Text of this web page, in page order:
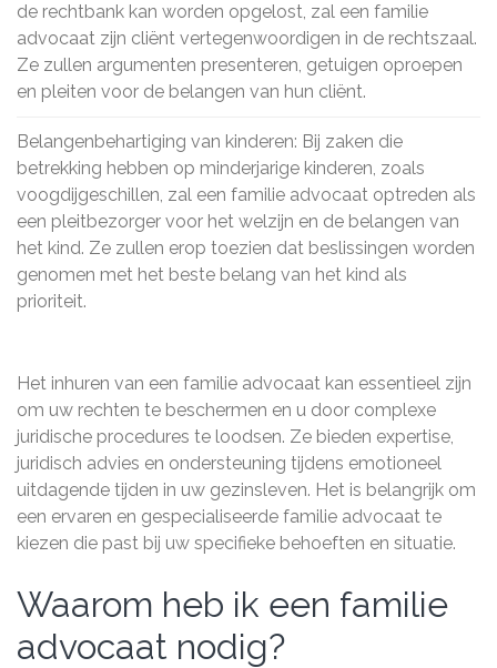
de rechtbank kan worden opgelost, zal een familie
advocaat zijn cliënt vertegenwoordigen in de rechtszaal.
Ze zullen argumenten presenteren, getuigen oproepen
en pleiten voor de belangen van hun cliënt.
Belangenbehartiging van kinderen: Bij zaken die
betrekking hebben op minderjarige kinderen, zoals
voogdijgeschillen, zal een familie advocaat optreden als
een pleitbezorger voor het welzijn en de belangen van
het kind. Ze zullen erop toezien dat beslissingen worden
genomen met het beste belang van het kind als
prioriteit.
Het inhuren van een familie advocaat kan essentieel zijn
om uw rechten te beschermen en u door complexe
juridische procedures te loodsen. Ze bieden expertise,
juridisch advies en ondersteuning tijdens emotioneel
uitdagende tijden in uw gezinsleven. Het is belangrijk om
een ervaren en gespecialiseerde familie advocaat te
kiezen die past bij uw specifieke behoeften en situatie.
Waarom heb ik een familie
advocaat nodig?